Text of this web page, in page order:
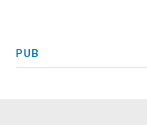
suite
PUB